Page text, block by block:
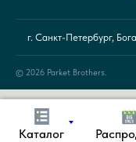
Каталог
г. Санкт-Петербург,
© 2026 Parket Brothers.
© Санкт-Петербург 2026
Brothers». Сайт не